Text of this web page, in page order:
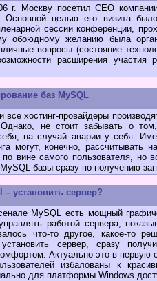
Москву посетил CEO
Основной целью его визита
сессии конференции,
обоюдному желанию была
вопросы (состояние
расширения участия
баз MySQL
хостинг-провайдеры
Однако, не стоит забывать о
на случай аварии у себя.
могут, конечно, рассчитывать
по вине самого пользователя, но
базы сразу по получению
– установить сервер?
MySQL есть мощный
работой сервера,
что-то другое, какое-то
установить сервер, сразу
Актуально это в первую
избалованы к
для платформы Windows